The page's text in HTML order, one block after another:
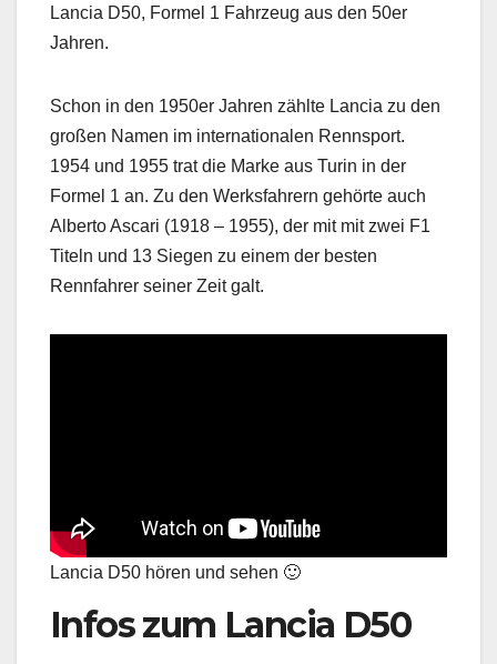
Lancia D50, Formel 1 Fahrzeug aus den 50er
Jahren.
Schon in den 1950er Jahren zählte Lancia zu den
großen Namen im internationalen Rennsport.
1954 und 1955 trat die Marke aus Turin in der
Formel 1 an. Zu den Werksfahrern gehörte auch
Alberto Ascari (1918 – 1955), der mit mit zwei F1
Titeln und 13 Siegen zu einem der besten
Rennfahrer seiner Zeit galt.
Lancia D50 hören und sehen 🙂
Infos zum Lancia D50